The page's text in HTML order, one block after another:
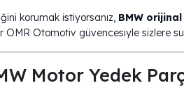
korumak istiyorsanız, BMW
OMR Otomotiv güvencesiyle sizlere
Motor Yedek